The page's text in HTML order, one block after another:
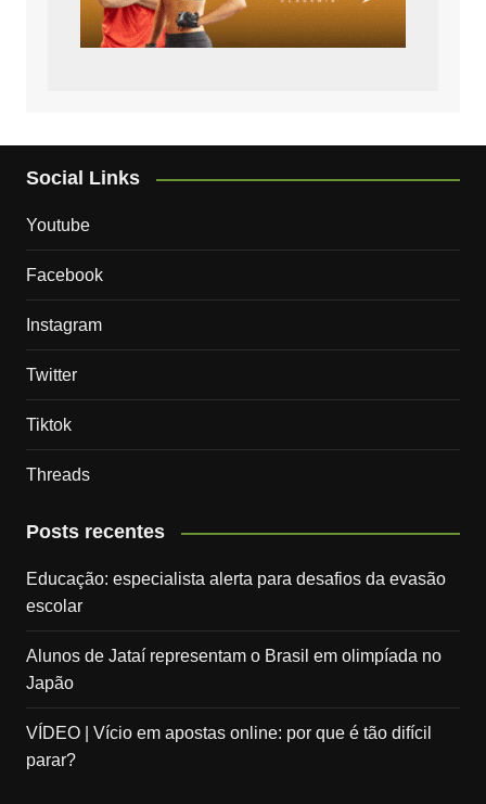
Social Links
Youtube
Facebook
Instagram
Twitter
Tiktok
Threads
Posts recentes
Educação: especialista alerta para desafios da evasão
escolar
Alunos de Jataí representam o Brasil em olimpíada no
Japão
VÍDEO | Vício em apostas online: por que é tão difícil
parar?